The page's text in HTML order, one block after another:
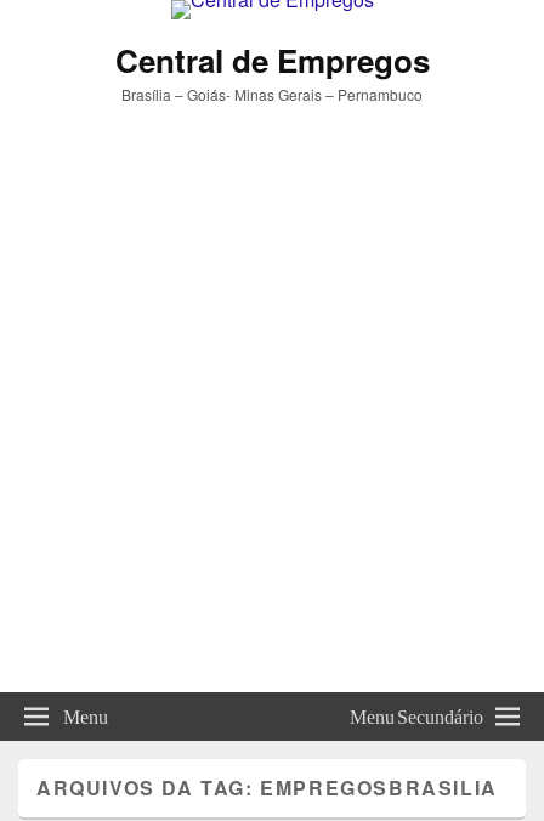
Central de Empregos
Brasília – Goiás- Minas Gerais – Pernambuco
Menu Menu Secundário
ARQUIVOS DA TAG: EMPREGOSBRASILIA